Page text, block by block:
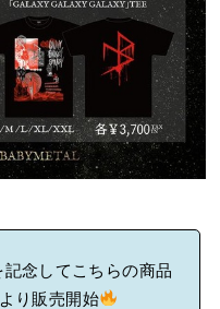
念してこちらの商品
り販売開始